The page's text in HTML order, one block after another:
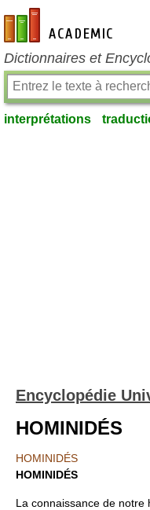
fr-academic.com
Dictionnaires et
interprétations
Encyclopédie
HOMINIDÉS
HOMINIDÉS
HOMINIDÉS
La connaissance de notre